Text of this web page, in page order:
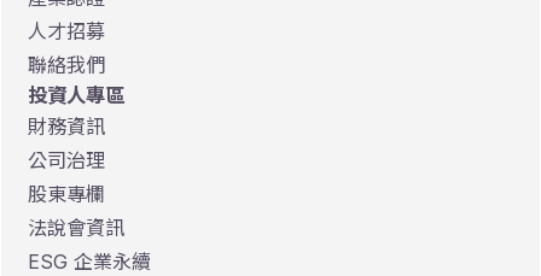
人才招募
聯絡我們
投資人專區
財務資訊
公司治理
股東專欄
法說會資訊
ESG 企業永續